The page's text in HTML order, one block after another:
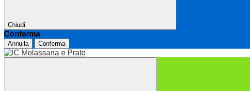
Chiudi
Conferma
Annulla Conferma